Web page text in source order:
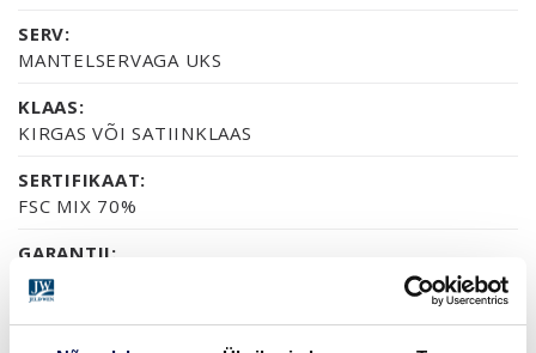
SERV:
MANTELSERVAGA UKS
KLAAS:
KIRGAS VÕI SATIINKLAAS
SERTIFIKAAT:
FSC MIX 70%
GARANTII:
2-AASTANE TOOTEGARANTII